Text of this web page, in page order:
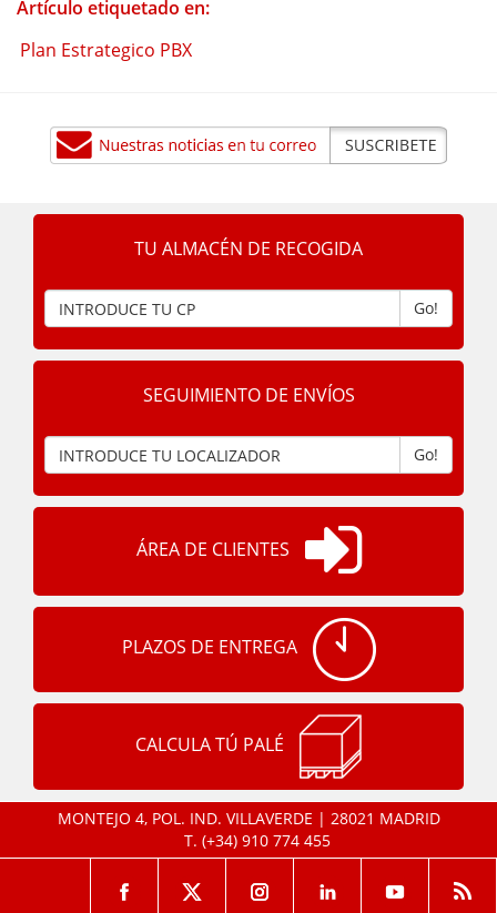
Artículo etiquetado en:
Plan Estrategico PBX
TU ALMACÉN DE RECOGIDA
Go!
SEGUIMIENTO DE ENVÍOS
Go!
ÁREA DE CLIENTES
PLAZOS DE ENTREGA
CALCULA TÚ PALÉ
MONTEJO 4, POL. IND. VILLAVERDE | 28021 MADRID
T. (+34) 910 774 455